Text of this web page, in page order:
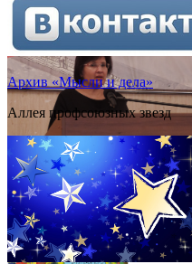
Архив «Мысли и дела»
Аллея профсоюзных звезд